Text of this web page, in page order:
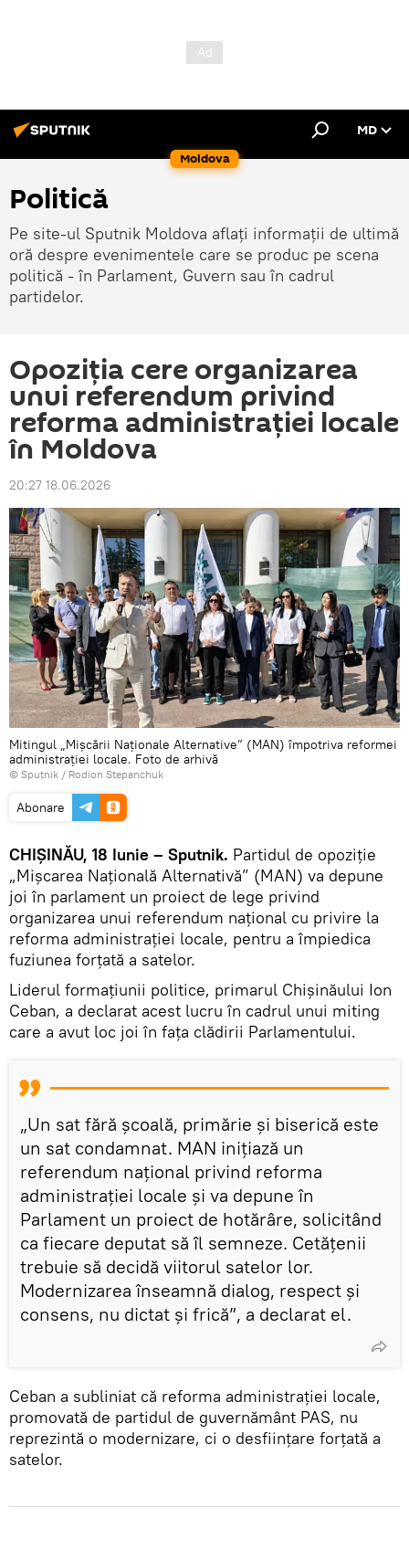
Moldova
MD
Politică
Pe site-ul Sputnik Moldova aflați informații de ultimă
oră despre evenimentele care se produc pe scena
politică - în Parlament, Guvern sau în cadrul
partidelor.
Opoziția cere organizarea
unui referendum privind
reforma administrației locale
în Moldova
20:27 18.06.2026
Mitingul „Mișcării Naționale Alternative” (MAN) împotriva reformei
administrației locale. Foto de arhivă
© Sputnik / Rodion Stepanchuk
Abonare
CHIȘINĂU, 18 Iunie – Sputnik. Partidul de opoziție
„Mișcarea Națională Alternativă” (MAN) va depune
joi în parlament un proiect de lege privind
organizarea unui referendum național cu privire la
reforma administrației locale, pentru a împiedica
fuziunea forțată a satelor.
Liderul formațiunii politice, primarul Chișinăului Ion
Ceban, a declarat acest lucru în cadrul unui miting
care a avut loc joi în fața clădirii Parlamentului.
„Un sat fără școală, primărie și biserică este
un sat condamnat. MAN inițiază un
referendum național privind reforma
administrației locale și va depune în
Parlament un proiect de hotărâre, solicitând
ca fiecare deputat să îl semneze. Cetățenii
trebuie să decidă viitorul satelor lor.
Modernizarea înseamnă dialog, respect și
consens, nu dictat și frică”, a declarat el.
Ceban a subliniat că reforma administrației locale,
promovată de partidul de guvernământ PAS, nu
reprezintă o modernizare, ci o desființare forțată a
satelor.